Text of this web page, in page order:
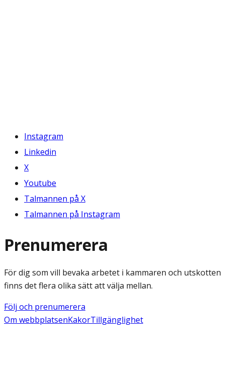
Instagram
Linkedin
X
Youtube
Talmannen på X
Talmannen på Instagram
Prenumerera
För dig som vill bevaka arbetet i kammaren och utskotten
finns det flera olika sätt att välja mellan.
Följ och prenumerera
Om webbplatsenKakorTillgänglighet